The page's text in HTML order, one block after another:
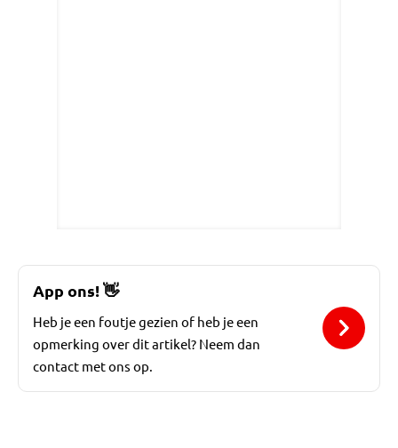
App ons!👋
Heb je een foutje gezien of heb je een
opmerking over dit artikel? Neem dan
contact met ons op.